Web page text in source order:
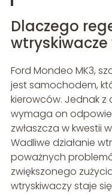
Dlaczego
wtryskiwacze
Ford Mondeo MK3,
jest samochodem,
kierowców. Jednak z
wymaga on
zwłaszcza w kwestii
Wadliwe działanie
poważnych
zwiększonego
wtryskiwaczy staje